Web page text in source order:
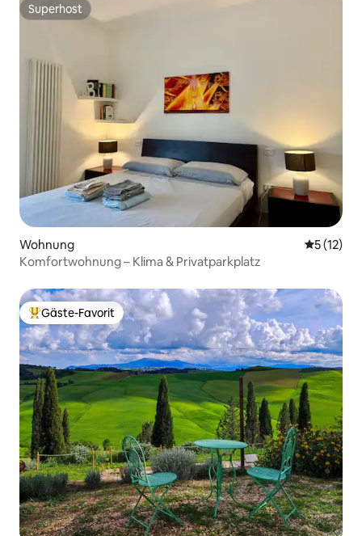
Superhost
Superhost
Wohnung
5 (12)
Komfortwohnung – Klima & Privatparkplatz
Beliebter Gäste-Favorit.
Gäste-Favorit